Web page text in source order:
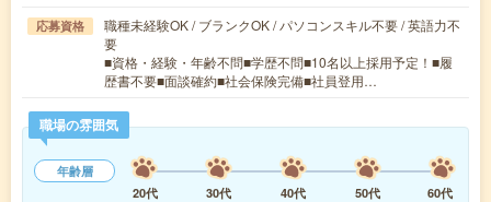
応募資格
職種未経験OK / ブランクOK / パソコンスキル不要 / 英語力不
要
■資格・経験・年齢不問■学歴不問■10名以上採用予定！■履
歴書不要■面談確約■社会保険完備■社員登用…
職場の雰囲気
年齢層
20代
30代 40代 50代
60代